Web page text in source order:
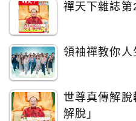
禪天下雜誌第
領袖禪教你人
世尊真傳解脫
解脫」